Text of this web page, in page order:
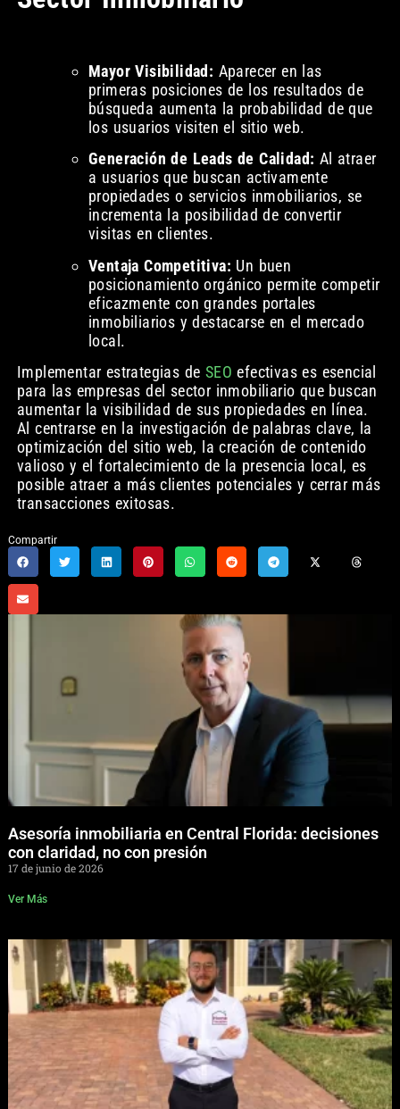
Mayor Visibilidad: Aparecer en las
primeras posiciones de los resultados de
búsqueda aumenta la probabilidad de que
los usuarios visiten el sitio web.
Generación de Leads de Calidad: Al atraer
a usuarios que buscan activamente
propiedades o servicios inmobiliarios, se
incrementa la posibilidad de convertir
visitas en clientes.
Ventaja Competitiva: Un buen
posicionamiento orgánico permite competir
eficazmente con grandes portales
inmobiliarios y destacarse en el mercado
local.
Implementar estrategias de SEO efectivas es esencial
para las empresas del sector inmobiliario que buscan
aumentar la visibilidad de sus propiedades en línea.
Al centrarse en la investigación de palabras clave, la
optimización del sitio web, la creación de contenido
valioso y el fortalecimiento de la presencia local, es
posible atraer a más clientes potenciales y cerrar más
transacciones exitosas.
Compartir
Asesoría inmobiliaria en Central Florida: decisiones
con claridad, no con presión
17 de junio de 2026
Ver Más